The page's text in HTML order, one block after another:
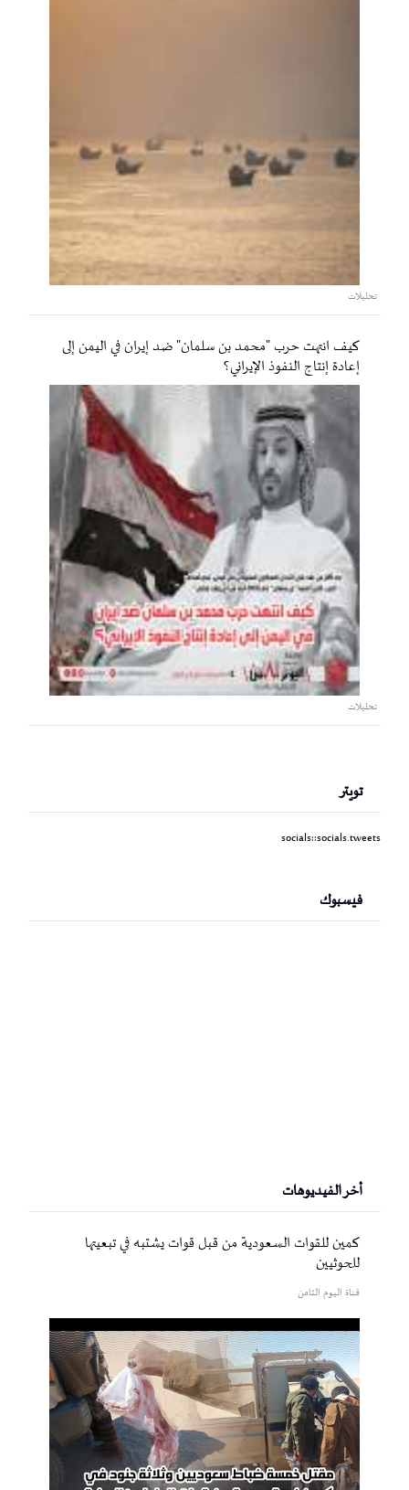
تحليلات
كيف انتهت حرب "محمد بن سلمان" ضد إيران في اليمن إلى
إعادة إنتاج النفوذ الإيراني؟
تحليلات
تويتر
socials::socials.tweets
فيسبوك
أخر الفيديوهات
كمين للقوات السعودية من قبل قوات يشتبه في تبعيتها
للحوثيين
قناة اليوم الثامن